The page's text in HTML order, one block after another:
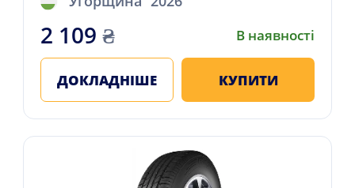
2 109 ₴ В наявності
ДОКЛАДНІШЕ КУПИТИ